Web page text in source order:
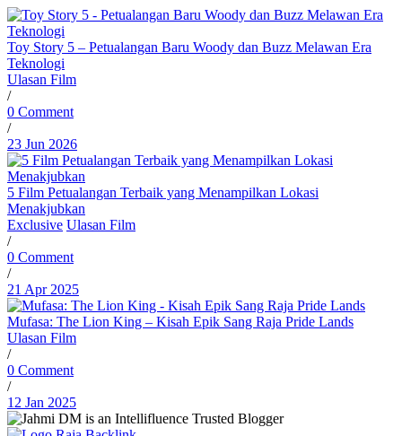
Toy Story 5 – Petualangan Baru Woody dan Buzz Melawan Era
Teknologi
Ulasan Film
/
0 Comment
/
23 Jun 2026
5 Film Petualangan Terbaik yang Menampilkan Lokasi
Menakjubkan
Exclusive Ulasan Film
/
0 Comment
/
21 Apr 2025
Mufasa: The Lion King – Kisah Epik Sang Raja Pride Lands
Ulasan Film
/
0 Comment
/
12 Jan 2025